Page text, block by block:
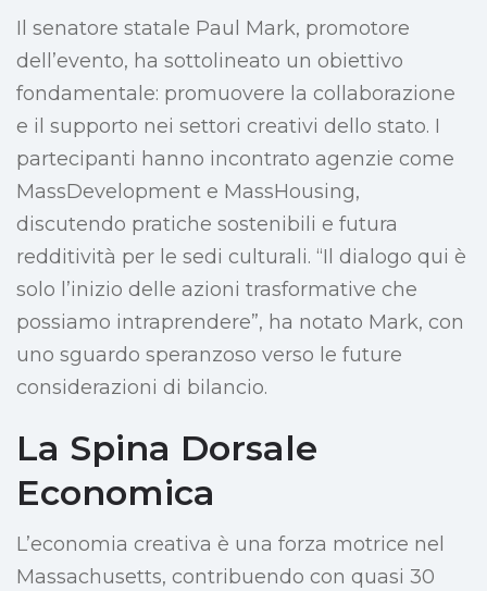
Il senatore statale Paul Mark, promotore
dell’evento, ha sottolineato un obiettivo
fondamentale: promuovere la collaborazione
e il supporto nei settori creativi dello stato. I
partecipanti hanno incontrato agenzie come
MassDevelopment e MassHousing,
discutendo pratiche sostenibili e futura
redditività per le sedi culturali. “Il dialogo qui è
solo l’inizio delle azioni trasformative che
possiamo intraprendere”, ha notato Mark, con
uno sguardo speranzoso verso le future
considerazioni di bilancio.
La Spina Dorsale
Economica
L’economia creativa è una forza motrice nel
Massachusetts, contribuendo con quasi 30